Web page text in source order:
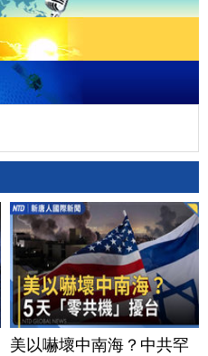
美以嚇壞中南海？中共罕